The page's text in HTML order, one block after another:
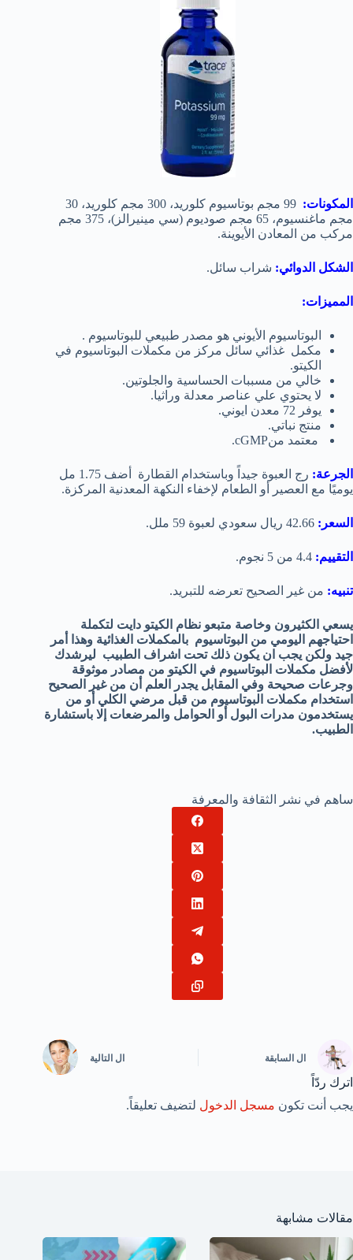
المكونات:
99 مجم بوتاسيوم كلوريد، 300 مجم كلوريد، 30
مجم ماغنسيوم، 65 مجم صوديوم (سي مينيرالز)، 375 مجم
مركب من المعادن الأيوينة.
الشكل الدوائي: شراب سائل.
المميزات:
البوتاسيوم الأيوني هو مصدر طبيعي للبوتاسيوم .
مكمل غذائي سائل مركز من مكملات البوتاسيوم في
الكيتو.
خالي من مسببات الحساسية والجلوتين.
لا يحتوي علي عناصر معدلة وراثيا.
يوفر 72 معدن ايوني.
منتج نباتي.
معتمد منcGMP.
الجرعة:
رج العبوة جيداً وباستخدام القطارة أضف 1.75 مل
يوميًا مع العصير أو الطعام لإخفاء النكهة المعدنية المركزة.
السعر: 42.66 ريال سعودي لعبوة 59 ملل.
التقييم:
تنبيه: من غير الصحيح تعرضه للتبريد.
يسعي الكثيرون وخاصة متبعو نظام الكيتو دايت لتكملة
احتياجهم اليومي من البوتاسيوم بالمكملات الغذائية وهذا أمر
جيد ولكن يجب ان يكون ذلك تحت اشراف الطبيب ليرشدك
لأفضل مكملات البوتاسيوم في الكيتو من مصادر موثوقة
وجرعات صحيحة وفي المقابل يجدر العلم أن من غير الصحيح
استخدام مكملات البوتاسيوم من قبل مرضي الكلي أو من
يستخدمون مدرات البول أو الحوامل والمرضعات إلا باستشارة
الطبيب.
ساهم في نشر الثقافة والمعرفة
ال السابقة ال التالية
اترك ردّاً
يجب أنت تكون مسجل الدخول لتضيف تعليقاً.
مقالات مشابهة